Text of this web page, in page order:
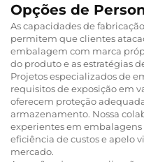
Opções de
As capacidades de
permitem que clientes
embalagem com marca
do produto e as estratégias
Projetos especializados de
requisitos de exposição em
oferecem proteção
armazenamento. Nossa
experientes em
eficiência de custos e apelo
mercado.